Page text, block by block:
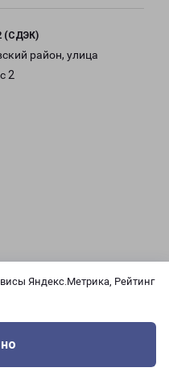
Яндекс.Метрика, Рейтинг
(СДЭК)
район, улица
2
21:00